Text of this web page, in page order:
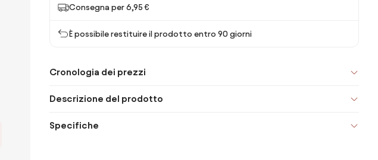
Consegna per 6,95 €
È possibile restituire il prodotto entro 90 giorni
Cronologia dei prezzi
Descrizione del prodotto
Specifiche